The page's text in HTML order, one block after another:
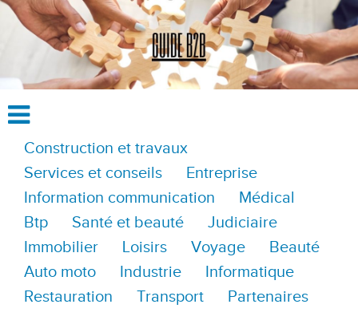
Construction et travaux
Services et conseils
Entreprise
Information communication
Médical
Btp
Santé et beauté
Judiciaire
Immobilier
Loisirs Voyage
Beauté
Auto moto
Industrie
Informatique
Restauration
Transport Partenaires